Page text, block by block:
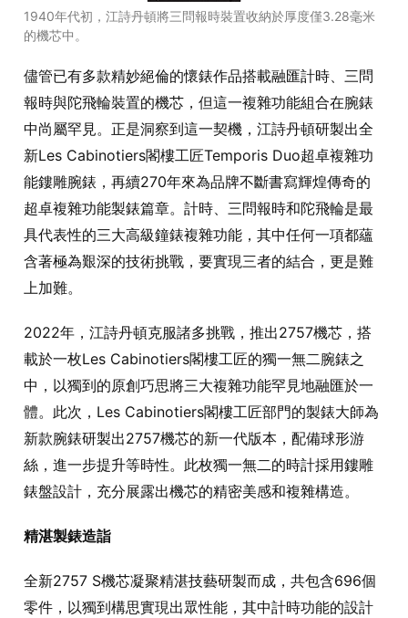
1940年代初，江詩丹頓將三問報時裝置收納於厚度僅3.28毫米
的機芯中。
儘管已有多款精妙絕倫的懷錶作品搭載融匯計時、三問
報時與陀飛輪裝置的機芯，但這一複雜功能組合在腕錶
中尚屬罕見。正是洞察到這一契機，江詩丹頓研製出全
新Les Cabinotiers閣樓工匠Temporis Duo超卓複雜功
能鏤雕腕錶，再續270年來為品牌不斷書寫輝煌傳奇的
超卓複雜功能製錶篇章。計時、三問報時和陀飛輪是最
具代表性的三大高級鐘錶複雜功能，其中任何一項都蘊
含著極為艱深的技術挑戰，要實現三者的結合，更是難
上加難。
2022年，江詩丹頓克服諸多挑戰，推出2757機芯，搭
載於一枚Les Cabinotiers閣樓工匠的獨一無二腕錶之
中，以獨到的原創巧思將三大複雜功能罕見地融匯於一
體。此次，Les Cabinotiers閣樓工匠部門的製錶大師為
新款腕錶研製出2757機芯的新一代版本，配備球形游
絲，進一步提升等時性。此枚獨一無二的時計採用鏤雕
錶盤設計，充分展露出機芯的精密美感和複雜構造。
精湛製錶造詣
全新2757 S機芯凝聚精湛技藝研製而成，共包含696個
零件，以獨到構思實現出眾性能，其中計時功能的設計